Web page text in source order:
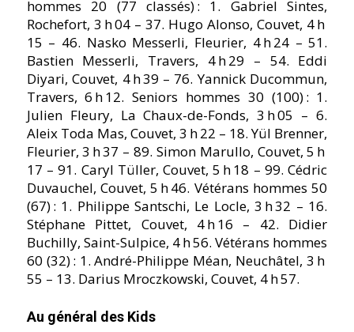
hommes 20 (77 classés) : 1. Gabriel Sintes,
Rochefort, 3 h 04 – 37. Hugo Alonso, Couvet, 4 h
15 – 46. Nasko Messerli, Fleurier, 4 h 24 – 51.
Bastien Messerli, Travers, 4 h 29 – 54. Eddi
Diyari, Couvet, 4 h 39 – 76. Yannick Ducommun,
Travers, 6 h 12. Seniors hommes 30 (100) : 1.
Julien Fleury, La Chaux-de-Fonds, 3 h 05 – 6.
Aleix Toda Mas, Couvet, 3 h 22 – 18. Yül Brenner,
Fleurier, 3 h 37 – 89. Simon Marullo, Couvet, 5 h
17 – 91. Caryl Tüller, Couvet, 5 h 18 – 99. Cédric
Duvauchel, Couvet, 5 h 46. Vétérans hommes 50
(67) : 1. Philippe Santschi, Le Locle, 3 h 32 – 16.
Stéphane Pittet, Couvet, 4 h 16 – 42. Didier
Buchilly, Saint-Sulpice, 4 h 56. Vétérans hommes
60 (32) : 1. André-Philippe Méan, Neuchâtel, 3 h
55 – 13. Darius Mroczkowski, Couvet, 4 h 57.
Au général des Kids